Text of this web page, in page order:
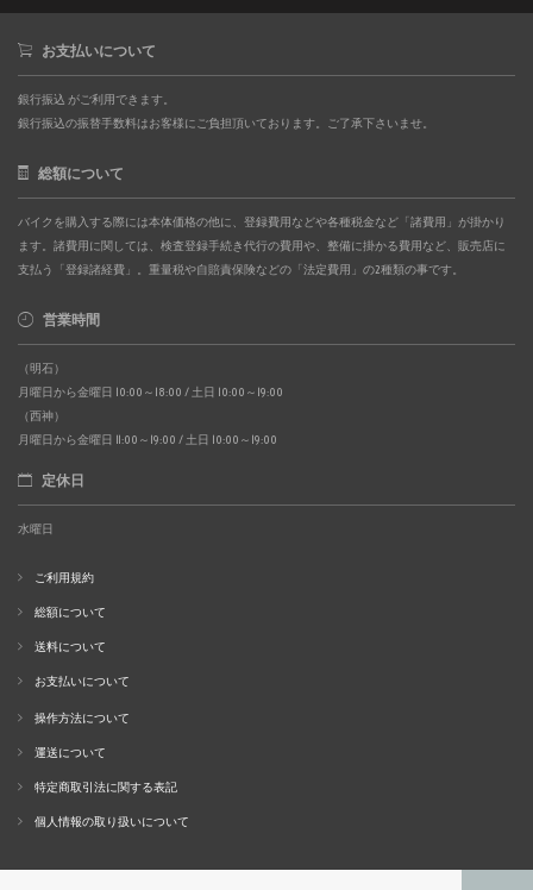
お支払いについて
銀行振込 がご利用できます。
銀行振込の振替手数料はお客様にご負担頂いております。ご了承下さいませ。
総額について
バイクを購入する際には本体価格の他に、登録費用などや各種税金など「諸費用」が掛かり
ます。諸費用に関しては、検査登録手続き代行の費用や、整備に掛かる費用など、販売店に
支払う「登録諸経費」。重量税や自賠責保険などの「法定費用」の2種類の事です。
営業時間
（明石）
月曜日から金曜日 10:00～18:00 / 土日 10:00～19:00
（西神）
月曜日から金曜日 11:00～19:00 / 土日 10:00～19:00
定休日
水曜日
ご利用規約
総額について
送料について
お支払いについて
操作方法について
運送について
特定商取引法に関する表記
個人情報の取り扱いについて